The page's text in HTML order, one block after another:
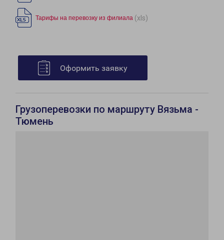
Тарифы на перевозку из филиала (xls)
Оформить заявку
Грузоперевозки по маршруту Вязьма -
Тюмень